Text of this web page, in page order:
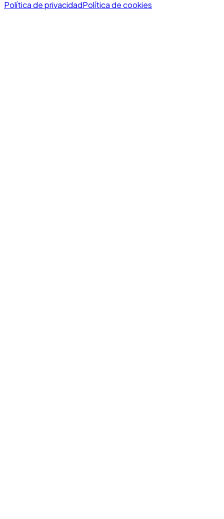
Política de privacidadPolítica de cookies